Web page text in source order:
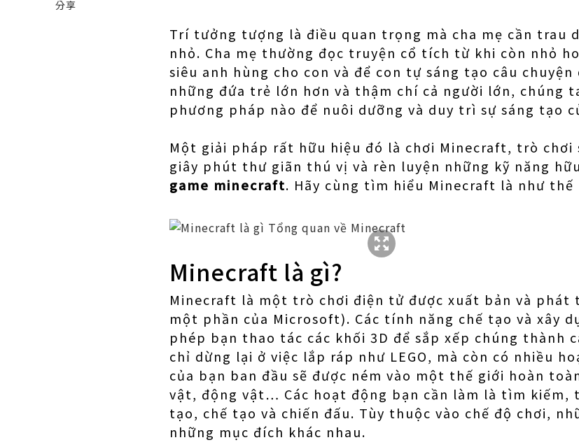
分享
Trí tưởng tượng là điều quan trọng mà cha mẹ cần trau
nhỏ. Cha mẹ thường đọc truyện cổ tích từ khi còn nhỏ
siêu anh hùng cho con và để con tự sáng tạo câu chuyện
những đứa trẻ lớn hơn và thậm chí cả người lớn, chúng
phương pháp nào để nuôi dưỡng và duy trì sự sáng tạo
Một giải pháp rất hữu hiệu đó là chơi Minecraft, trò chơi
giây phút thư giãn thú vị và rèn luyện những kỹ năng
game minecraft. Hãy cùng tìm hiểu Minecraft là như thế
Minecraft là gì?
Minecraft là một trò chơi điện tử được xuất bản và phát
một phần của Microsoft). Các tính năng chế tạo và xây
phép bạn thao tác các khối 3D để sắp xếp chúng thành
chỉ dừng lại ở việc lắp ráp như LEGO, mà còn có nhiều
của bạn ban đầu sẽ được ném vào một thế giới hoàn
vật, động vật… Các hoạt động bạn cần làm là tìm kiếm,
tạo, chế tạo và chiến đấu. Tùy thuộc vào chế độ chơi,
những mục đích khác nhau.